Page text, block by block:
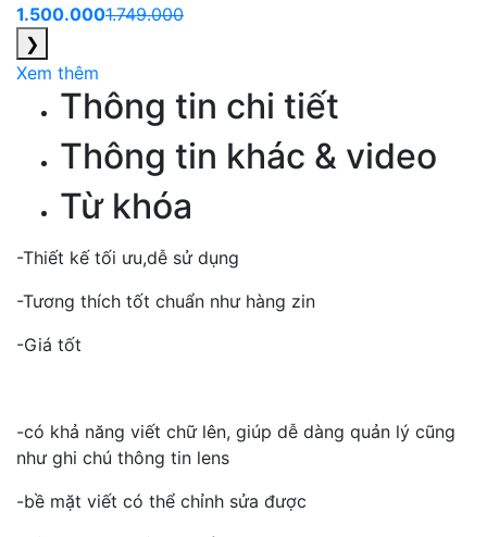
1.500.0001.749.000
❯
Xem thêm
Thông tin chi tiết
Thông tin khác & video
Từ khóa
-Thiết kế tối ưu,dễ sử dụng
-Tương thích tốt chuẩn như hàng zin
-Giá tốt
-có khả năng viết chữ lên, giúp dễ dàng quản lý cũng
như ghi chú thông tin lens
-bề mặt viết có thể chỉnh sửa được